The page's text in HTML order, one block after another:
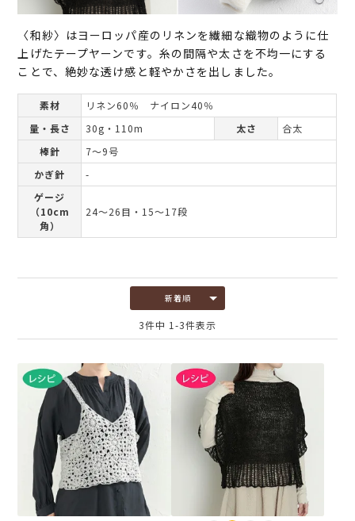
〈和紗〉はヨーロッパ産のリネンを繊細な織物のように仕
上げたテープヤーンです。糸の間隔や太さを不均一にする
ことで、絶妙な透け感と軽やかさを出しました。
素材
リネン60％ ナイロン40％
量・長さ
30g・110m 太さ
合太
棒針
7～9号
かぎ針
-
ゲージ
（10cm
角）
24～26目・15～17段
新着順
3件中 1 -3件表示